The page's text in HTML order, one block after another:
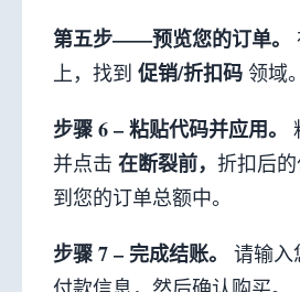
第五步——预览您的订单。
上，找到 促销/折扣码 领域。
步骤 6 – 粘贴代码并应用。
并点击 在断裂前， 折扣后
到您的订单总额中。
步骤 7 – 完成结账。
请输入